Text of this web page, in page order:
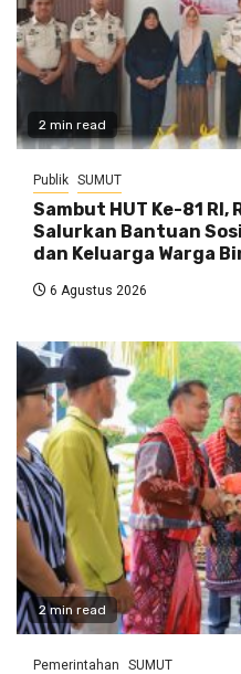
2 min read
Publik SUMUT
Sambut HUT Ke-81
Salurkan Bantuan
dan Keluarga Warga
6 Agustus 2026
2 min read
Pemerintahan SUMUT